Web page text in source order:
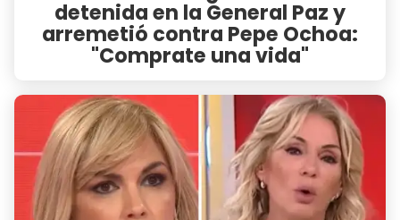
detenida en la General Paz y
arremetió contra Pepe Ochoa:
"Comprate una vida"